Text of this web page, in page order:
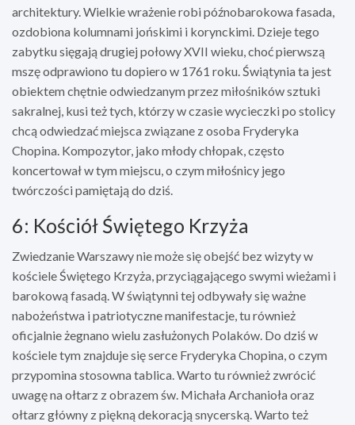
architektury. Wielkie wrażenie robi późnobarokowa fasada,
ozdobiona kolumnami jońskimi i korynckimi. Dzieje tego
zabytku sięgają drugiej połowy XVII wieku, choć pierwszą
mszę odprawiono tu dopiero w 1761 roku. Świątynia ta jest
obiektem chętnie odwiedzanym przez miłośników sztuki
sakralnej, kusi też tych, którzy w czasie wycieczki po stolicy
chcą odwiedzać miejsca związane z osoba Fryderyka
Chopina. Kompozytor, jako młody chłopak, często
koncertował w tym miejscu, o czym miłośnicy jego
twórczości pamiętają do dziś.
6: Kościół Świętego Krzyża
Zwiedzanie Warszawy nie może się obejść bez wizyty w
kościele Świętego Krzyża, przyciągającego swymi wieżami i
barokową fasadą. W świątynni tej odbywały się ważne
nabożeństwa i patriotyczne manifestacje, tu również
oficjalnie żegnano wielu zasłużonych Polaków. Do dziś w
kościele tym znajduje się serce Fryderyka Chopina, o czym
przypomina stosowna tablica. Warto tu również zwrócić
uwagę na ołtarz z obrazem św. Michała Archanioła oraz
ołtarz główny z piękną dekoracją snycerską. Warto też